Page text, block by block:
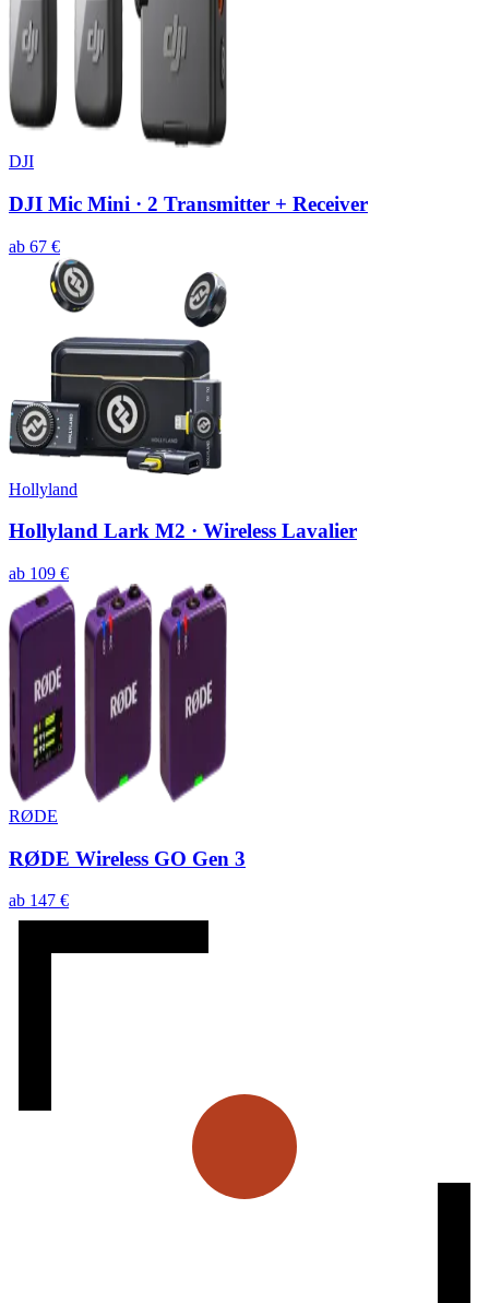
DJI
DJI Mic Mini · 2 Transmitter + Receiver
ab 67 €
Hollyland
Hollyland Lark M2 · Wireless Lavalier
ab 109 €
RØDE
RØDE Wireless GO Gen 3
ab 147 €